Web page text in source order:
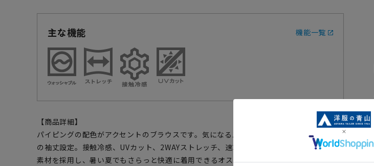
主な機能 機能一覧
【商品詳細】
パイピングの配色がアクセントのブラウスです。気になる二の腕をカバーできるよう長め
の袖丈設定。接触冷感、UVカット、2WAYストレッチ、速乾と多機能の軽いジョーゼット
素材を採用し、暑い夏でもさらっと快適に着用できるオススメの1着です。